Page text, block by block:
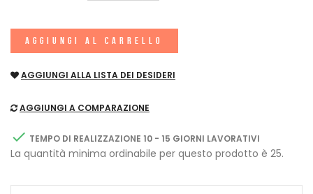
AGGIUNGI AL CARRELLO
AGGIUNGI ALLA LISTA DEI DESIDERI
AGGIUNGI A COMPARAZIONE
 TEMPO DI REALIZZAZIONE 10 - 15 GIORNI LAVORATIVI
La quantità minima ordinabile per questo prodotto è 25.